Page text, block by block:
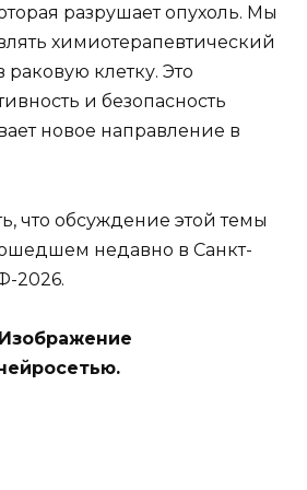
разрушает опухоль. Мы
химиотерапевтический
клетку. Это
и безопасность
новое направление в
что обсуждение этой темы
недавно в Санкт-
2026.